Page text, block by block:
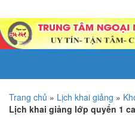
Trang chủ » Lịch khai giảng »
Lịch khai giảng lớp quyển 1